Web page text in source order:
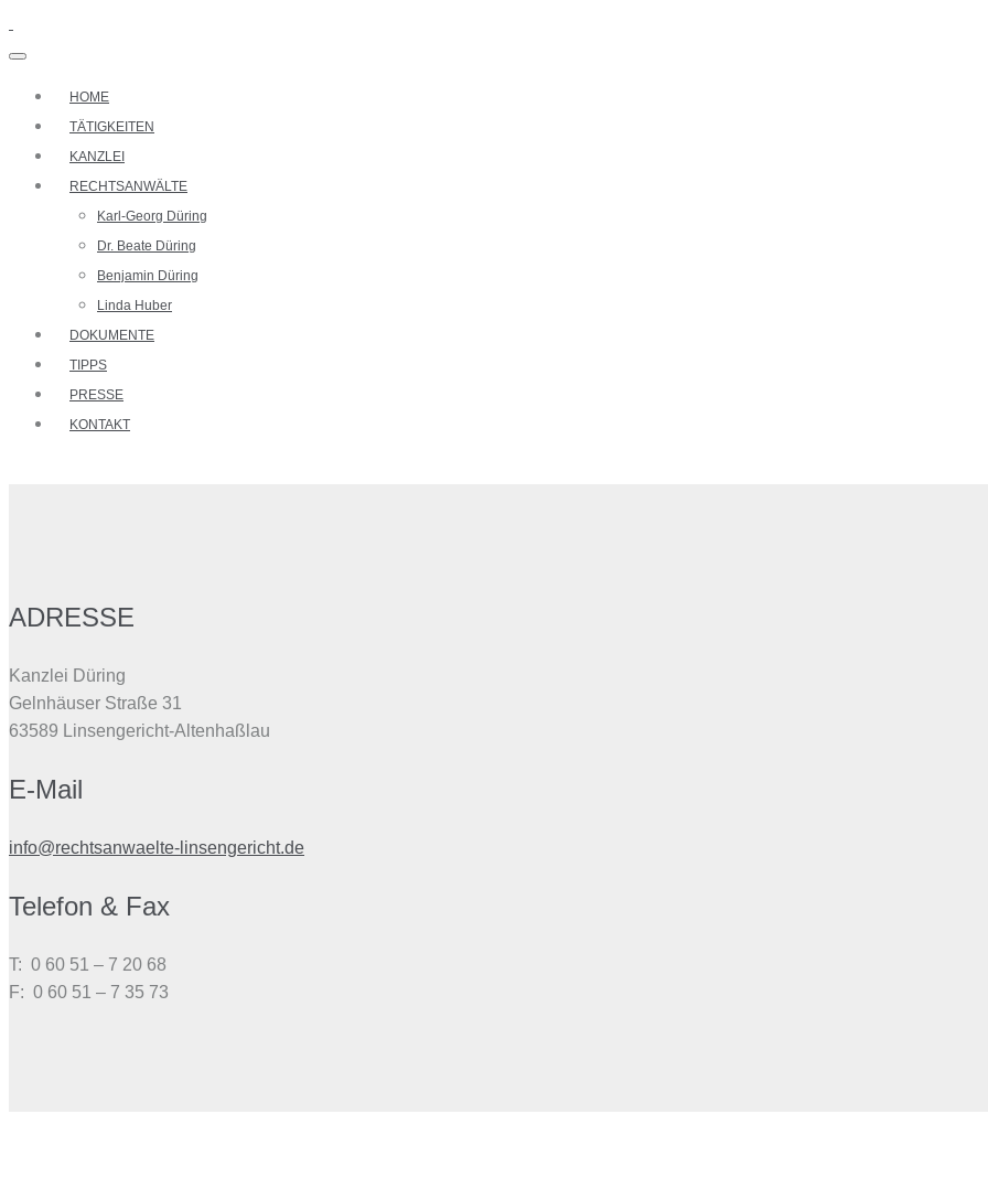
HOME
TÄTIGKEITEN
KANZLEI
RECHTSANWÄLTE
Karl-Georg Düring
Dr. Beate Düring
Benjamin Düring
Linda Huber
DOKUMENTE
TIPPS
PRESSE
KONTAKT
ADRESSE
Kanzlei Düring
Gelnhäuser Straße 31
63589 Linsengericht-Altenhaßlau
E-Mail
info@rechtsanwaelte-linsengericht.de
Telefon & Fax
T: 0 60 51 – 7 20 68
F: 0 60 51 – 7 35 73